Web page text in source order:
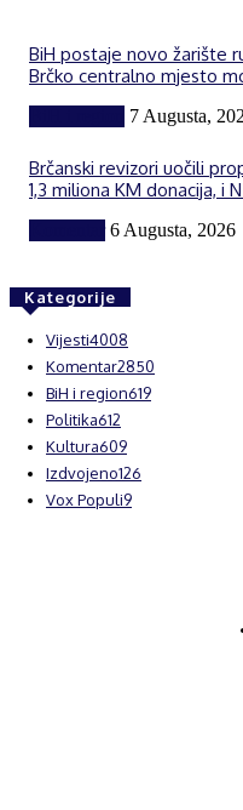
BiH postaje novo žarište
Brčko centralno mjesto
7 Augusta,
Brčanski revizori uočili
1,3 miliona KM donacija, i
6 Augusta, 2026
Kategorije
Vijesti4008
Komentar2850
BiH i region619
Politika612
Kultura609
Izdvojeno126
Vox Populi9